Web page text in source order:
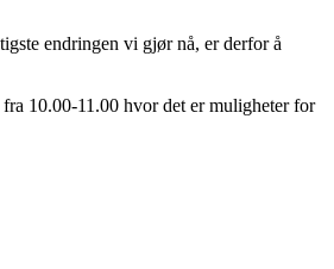
endringen vi gjør nå, er derfor å
10.00-11.00 hvor det er muligheter for